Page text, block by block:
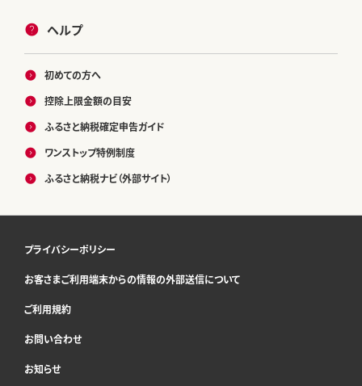
ヘルプ
初めての方へ
控除上限金額の目安
ふるさと納税確定申告ガイド
ワンストップ特例制度
ふるさと納税ナビ（外部サイト）
プライバシーポリシー
お客さまご利用端末からの情報の外部送信について
ご利用規約
お問い合わせ
お知らせ